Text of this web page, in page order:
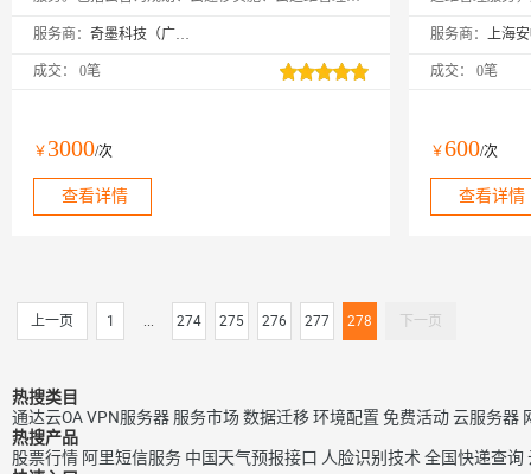
好云、用好云。
服务商： 奇墨科技（广州）有限公司
成交： 0笔
￥ 3000/次
查看详情
障的发生概率
服务商：
成交： 0笔
￥600/次
查看详情
上一页 1 ... 274 275 276 277 278 下一页
热搜类目
通达云OAVPN服务器 服务市场数据迁移环境配置 免费活动云服务器
热搜产品
股票行情 阿里短信服务 中国天气预报接口 人脸识别技术 全国快递查询